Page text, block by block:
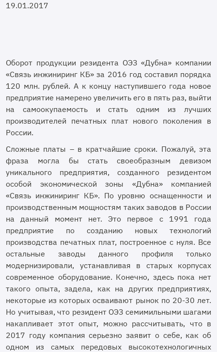
19.01.2017
Оборот продукции резидента ОЭЗ «Дубна» компании
«Связь инжиниринг КБ» за 2016 год составил порядка
120 млн. рублей. А к концу наступившего года новое
предприятие намерено увеличить его в пять раз, выйти
на самоокупаемость и стать одним из лучших
производителей печатных плат нового поколения в
России.
Сложные платы – в кратчайшие сроки. Пожалуй, эта
фраза могла бы стать своеобразным девизом
уникального предприятия, созданного резидентом
особой экономической зоны «Дубна» компанией
«Связь инжиниринг КБ». По уровню оснащенности и
производственным мощностям таких заводов в России
на данный момент нет. Это первое с 1991 года
предприятие по созданию новых технологий
производства печатных плат, построенное с нуля. Все
остальные заводы данного профиля только
модернизировали, устанавливая в старых корпусах
современное оборудование. Конечно, здесь пока нет
такого опыта, задела, как на других предприятиях,
некоторые из которых осваивают рынок по 20-30 лет.
Но учитывая, что резидент ОЭЗ семимильными шагами
накапливает этот опыт, можно рассчитывать, что в
2017 году компания серьезно заявит о себе, как об
одном из самых передовых высокотехнологичных